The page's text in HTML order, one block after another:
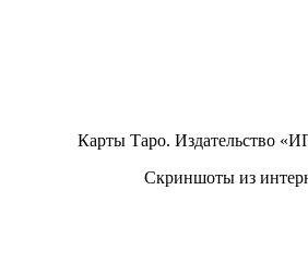
Карты Таро. Издательство
Скриншоты из